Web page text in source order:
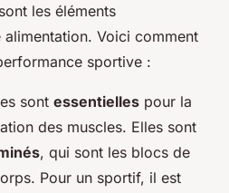
sont les éléments
Voici comment
sportive :
sont essentielles pour la
des muscles. Elles sont
, qui sont les blocs de
Pour un sportif, il est